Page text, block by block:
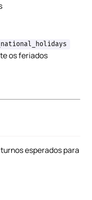
os feriados
esperados para